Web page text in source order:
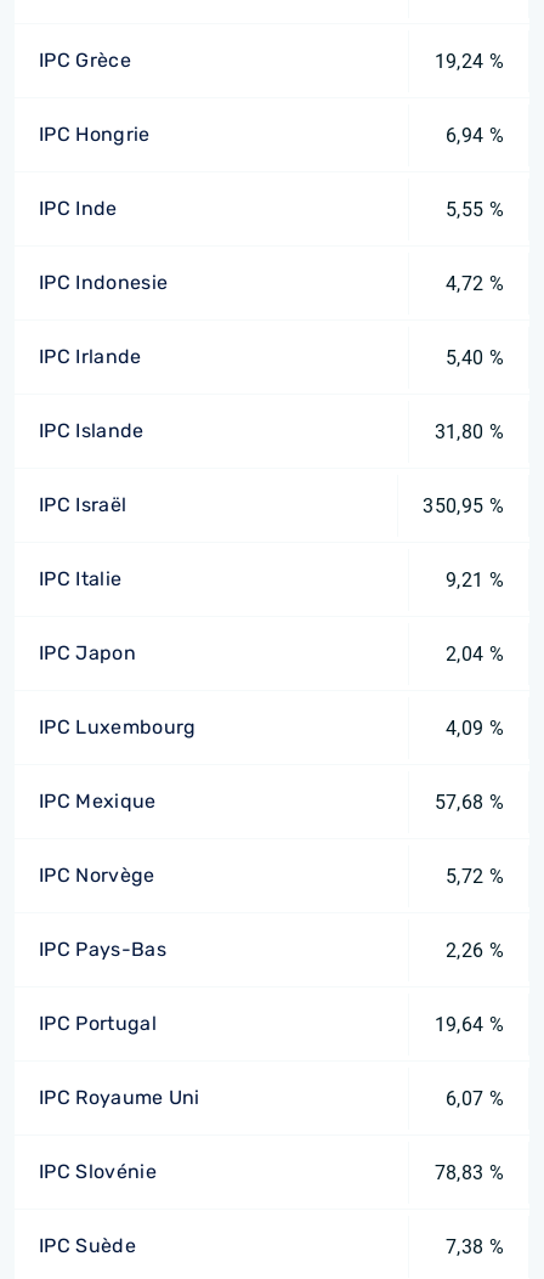
IPC Grèce 19,24 %
IPC Hongrie 6,94 %
IPC Inde 5,55 %
IPC Indonesie 4,72 %
IPC Irlande 5,40 %
IPC Islande 31,80 %
IPC Israël 350,95 %
IPC Italie 9,21 %
IPC Japon 2,04 %
IPC Luxembourg 4,09 %
IPC Mexique 57,68 %
IPC Norvège 5,72 %
IPC Pays-Bas 2,26 %
IPC Portugal 19,64 %
IPC Royaume Uni 6,07 %
IPC Slovénie 78,83 %
IPC Suède 7,38 %